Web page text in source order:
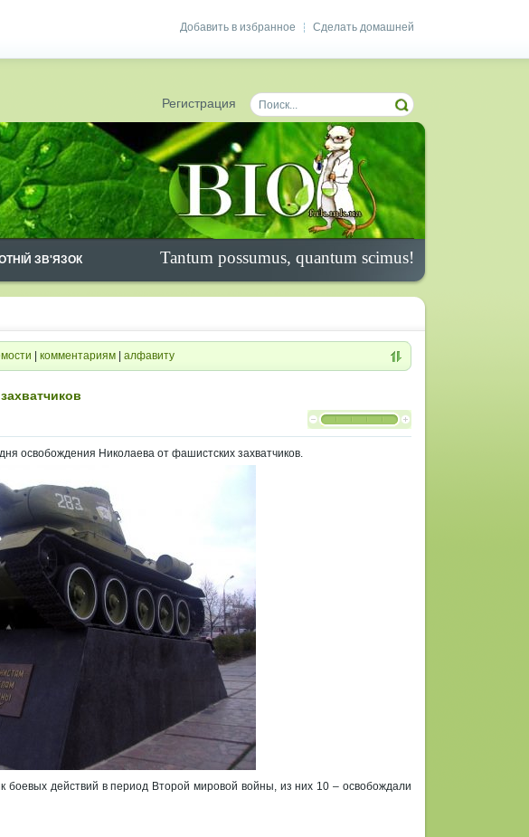
Сделать домашней
Добавить в избранное
Регистрация
Tantum possumus, quantum scimus!
ЗВ'ЯЗОК
комментариям алфавиту
освобождения Николаева от фашистских захватчиков.
боевых действий в период Второй мировой войны, из них 10 – освобождали